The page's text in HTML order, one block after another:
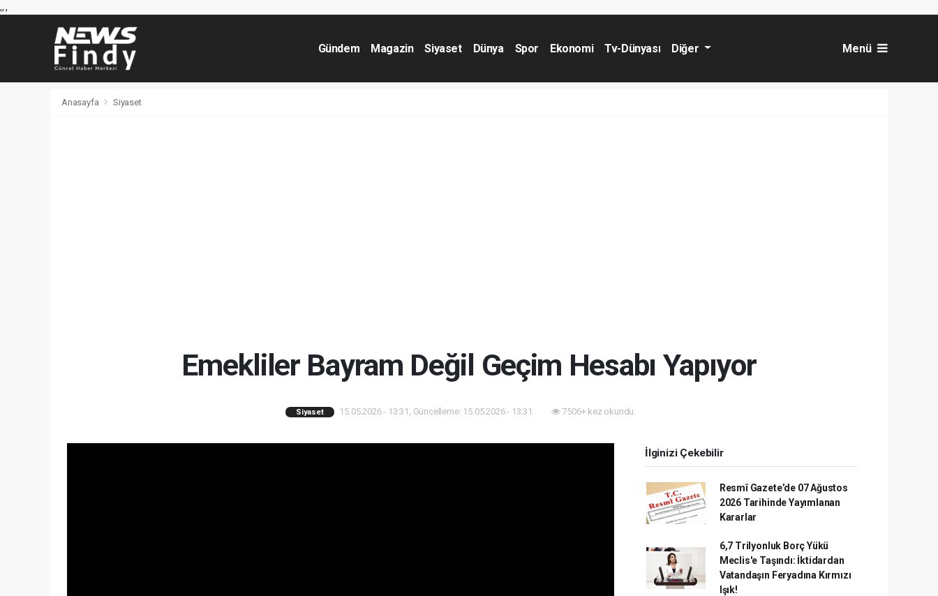
,,,
Gündem Magazin Siyaset Dünya Spor Ekonomi Tv-Dünyası Diğer Menü
Anasayfa Siyaset
Emekliler Bayram Değil Geçim Hesabı Yapıyor
Siyaset 15.05.2026 - 13:31, Güncelleme: 15.05.2026 - 13:31 7506+ kez okundu.
İlginizi Çekebilir
Resmî Gazete’de 07 Ağustos
2026 Tarihinde Yayımlanan
Kararlar
6,7 Trilyonluk Borç Yükü
Meclis'e Taşındı: İktidardan
Vatandaşın Feryadına Kırmızı
Işık!